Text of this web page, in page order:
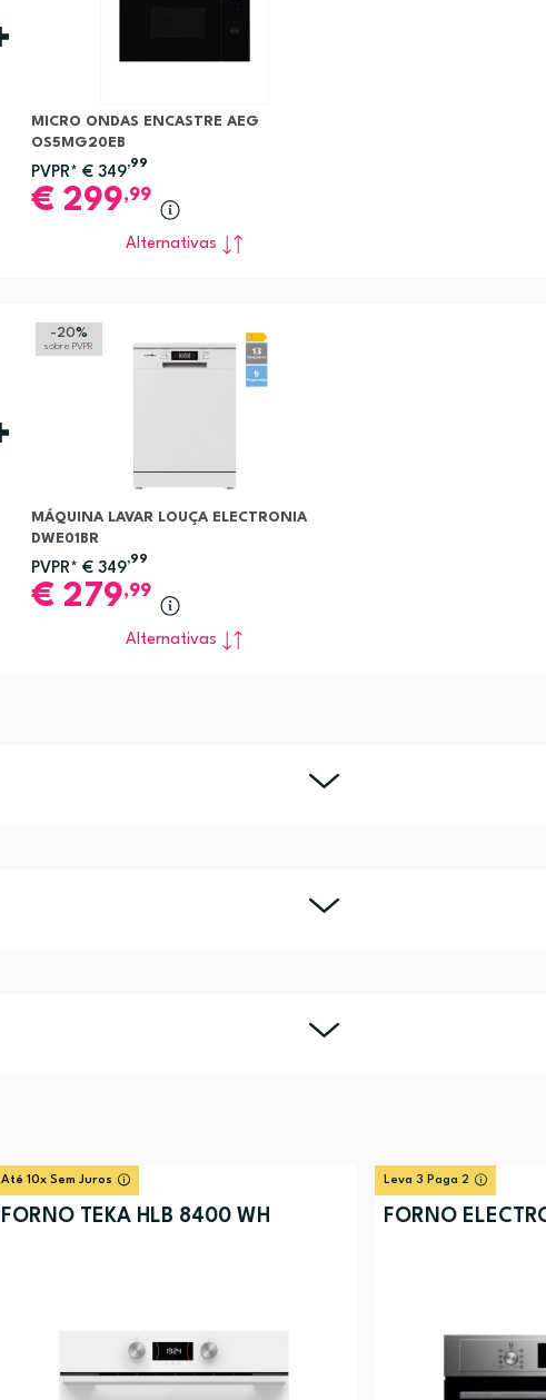
MICRO ONDAS ENCASTRE AEG
OS5MG20EB
PVPR* € 349
,99
€ 299,99
Alternativas
-20%
sobre PVPR
MÁQUINA LAVAR LOUÇA ELECTRONIA
DWE01BR
PVPR* € 349
,99
€ 279,99
Alternativas
Até 10x Sem Juros
FORNO TEKA HLB 8400 WH
Leva 3 Paga 2
FORNO